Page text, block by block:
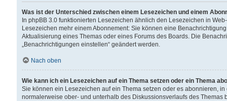
Was ist der Unterschied zwischen einem Lesezeichen und einem
In phpBB 3.0 funktionierten Lesezeichen ähnlich den Lesezeichen in
Lesezeichen mehr einem Abonnement: Sie können eine
Aktualisierung eines Themas oder eines Forums des Boards. Die
„Benachrichtigungen einstellen“ geändert werden.
Nach oben
Wie kann ich ein Lesezeichen auf ein Thema setzen oder ein Thema
Sie können ein Lesezeichen auf ein Thema setzen oder es abonnieren,
normalerweise ober- und unterhalb des Diskussionsverlaufs des Themas